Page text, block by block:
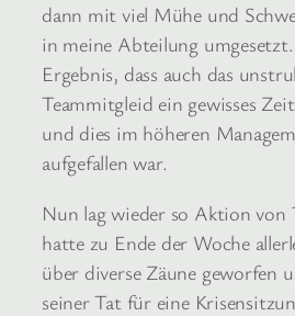
dann mit viel Mühe und
in meine Abteilung
Ergebnis, dass auch das
Teammitgleid ein gewisses
und dies im höheren
aufgefallen war.
Nun lag wieder so Aktion von
hatte zu Ende der Woche
über diverse Zäune geworfen
seiner Tat für eine